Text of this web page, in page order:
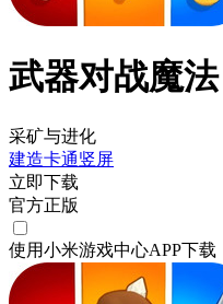
武器对战魔法
采矿与进化
建造卡通竖屏
立即下载
官方正版
使用小米游戏中心APP下载